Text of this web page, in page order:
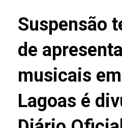
Suspensão
de
musicais
Lagoas é